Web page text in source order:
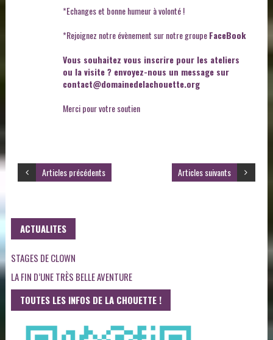
*Echanges et bonne humeur à volonté !
*Rejoignez notre évènement sur notre groupeFaceBook
Vous souhaitez vous inscrire pour les ateliers
ou la visite ? envoyez-nous un message sur
contact@domainedelachouette.org
Merci pour votre soutien
Articles suivants
Articles précédents
ACTUALITES
STAGES DE CLOWN
LA FIN D’UNE TRÈS BELLE AVENTURE
TOUTES LES INFOS DE LA CHOUETTE !